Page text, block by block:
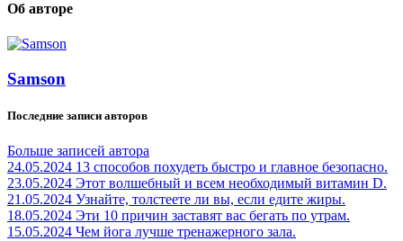
Об авторе
Samson
Последние записи авторов
Больше записей автора
24.05.2024 13 способов похудеть быстро и главное безопасно.
23.05.2024 Этот волшебный и всем необходимый витамин D.
21.05.2024 Узнайте, толстеете ли вы, если едите жиры.
18.05.2024 Эти 10 причин заставят вас бегать по утрам.
15.05.2024 Чем йога лучше тренажерного зала.